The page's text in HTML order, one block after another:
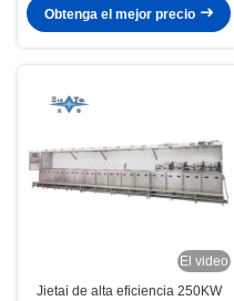
40KHZ
Obtenga el mejor precio
El video
Jietai de alta eficiencia 250KW